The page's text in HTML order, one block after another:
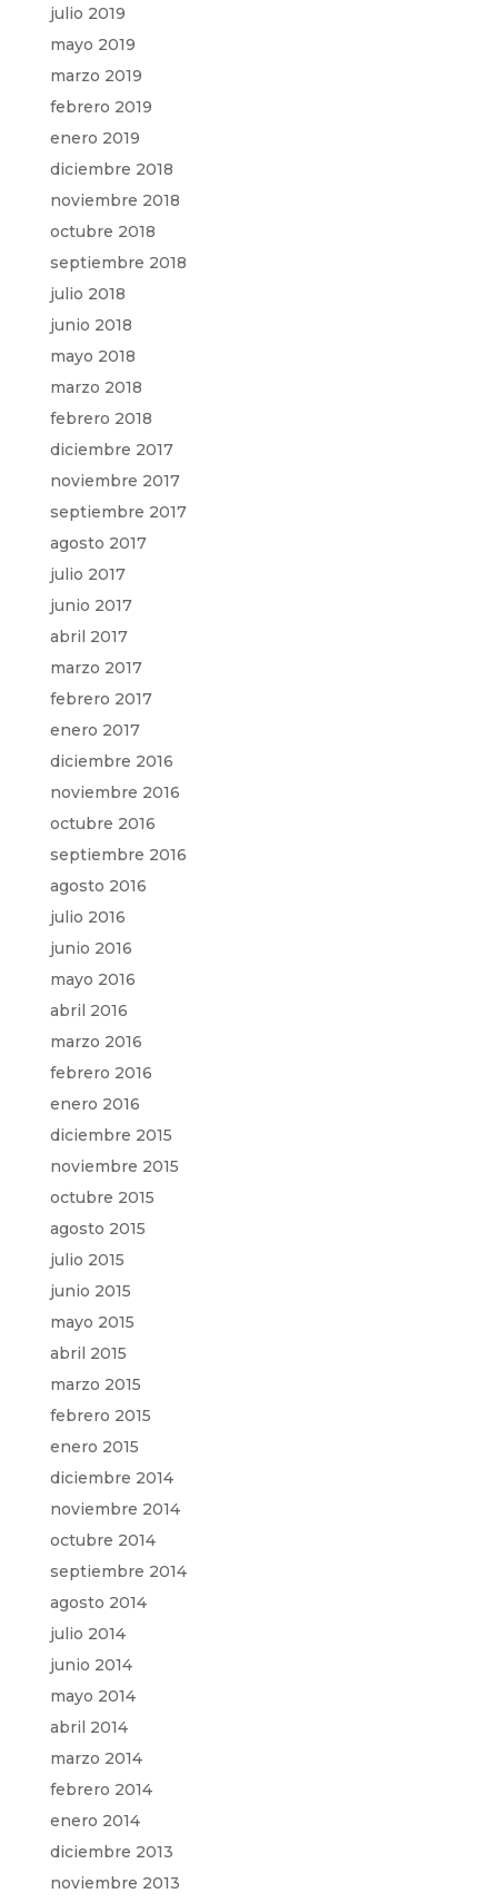
julio 2019
mayo 2019
marzo 2019
febrero 2019
enero 2019
diciembre 2018
noviembre 2018
octubre 2018
septiembre 2018
julio 2018
junio 2018
mayo 2018
marzo 2018
febrero 2018
diciembre 2017
noviembre 2017
septiembre 2017
agosto 2017
julio 2017
junio 2017
abril 2017
marzo 2017
febrero 2017
enero 2017
diciembre 2016
noviembre 2016
octubre 2016
septiembre 2016
agosto 2016
julio 2016
junio 2016
mayo 2016
abril 2016
marzo 2016
febrero 2016
enero 2016
diciembre 2015
noviembre 2015
octubre 2015
agosto 2015
julio 2015
junio 2015
mayo 2015
abril 2015
marzo 2015
febrero 2015
enero 2015
diciembre 2014
noviembre 2014
octubre 2014
septiembre 2014
agosto 2014
julio 2014
junio 2014
mayo 2014
abril 2014
marzo 2014
febrero 2014
enero 2014
diciembre 2013
noviembre 2013